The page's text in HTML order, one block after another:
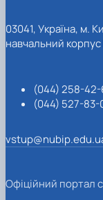
03041, Україна, м.
навчальний
(044) 258-
(044) 527-83-
Офіційний портал